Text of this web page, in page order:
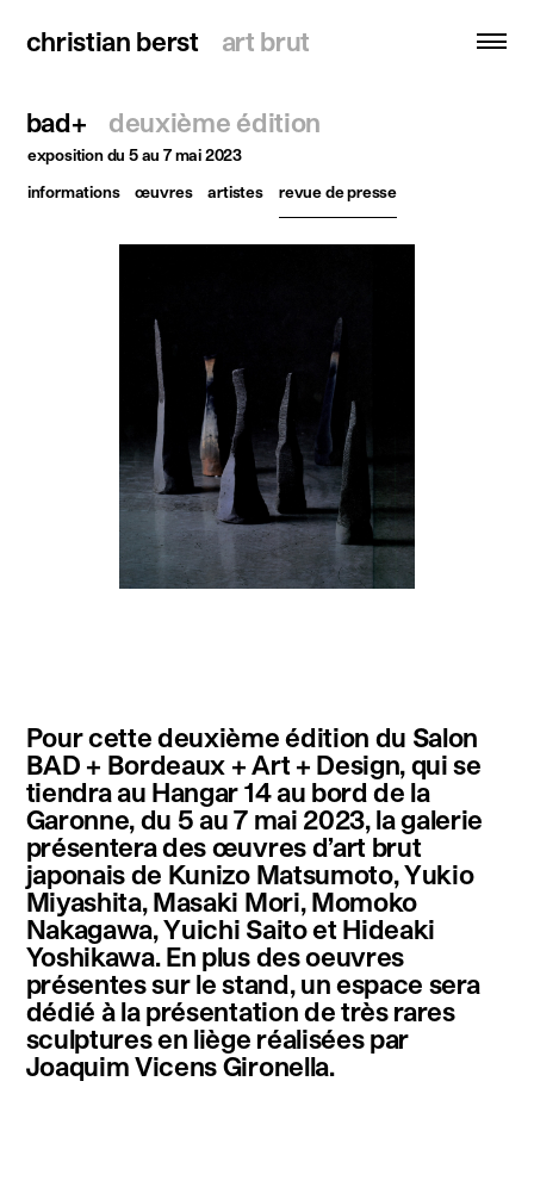
christian berst art brut
christian berst art brut
recherche
accueil
artistes
actualités
publications
ressources
à propos
contact
instagram
français english
bad+ deuxième édition
expositiondu 5 au 7 mai 2023
informations
œuvres artistes revue de presse
Pour cette deuxième édition du Salon
BAD + Bordeaux + Art + Design, qui se
tiendra au Hangar 14 au bord de la
Garonne, du 5 au 7 mai 2023, la galerie
présentera des œuvres d’art brut
japonais de Kunizo Matsumoto, Yukio
Miyashita, Masaki Mori, Momoko
Nakagawa, Yuichi Saito et Hideaki
Yoshikawa. En plus des oeuvres
présentes sur le stand, un espace sera
dédié à la présentation de très rares
sculptures en liège réalisées par
Joaquim Vicens Gironella.